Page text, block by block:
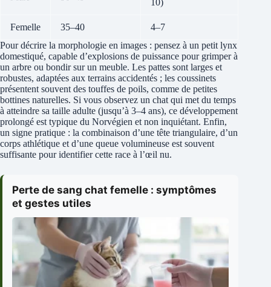
Femelle 35–40
4–7
Pour décrire la morphologie en images : pensez à un petit lynx
domestiqué, capable d’explosions de puissance pour grimper à
un arbre ou bondir sur un meuble. Les pattes sont larges et
robustes, adaptées aux terrains accidentés ; les coussinets
présentent souvent des touffes de poils, comme de petites
bottines naturelles. Si vous observez un chat qui met du temps
à atteindre sa taille adulte (jusqu’à 3–4 ans), ce développement
prolongé est typique du Norvégien et non inquiétant. Enfin,
un signe pratique : la combinaison d’une tête triangulaire, d’un
corps athlétique et d’une queue volumineuse est souvent
suffisante pour identifier cette race à l’œil nu.
Perte de sang chat femelle : symptômes
et gestes utiles